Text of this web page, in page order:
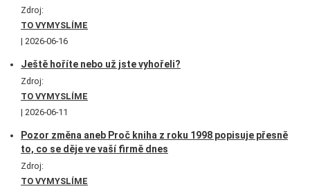
Zdroj:
TO VYMYSLÍME
2026-06-16
Ještě hoříte nebo už jste vyhořeli?
Zdroj:
TO VYMYSLÍME
2026-06-11
Pozor změna aneb Proč kniha z roku 1998 popisuje přesně
to, co se děje ve vaší firmě dnes
Zdroj:
TO VYMYSLÍME